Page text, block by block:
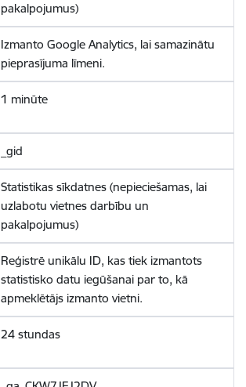
pakalpojumus)
Izmanto Google Analytics, lai samazinātu
pieprasījuma līmeni.
1 minūte
_gid
Statistikas sīkdatnes (nepieciešamas, lai
uzlabotu vietnes darbību un
pakalpojumus)
Reģistrē unikālu ID, kas tiek izmantots
statistisko datu iegūšanai par to, kā
apmeklētājs izmanto vietni.
24 stundas